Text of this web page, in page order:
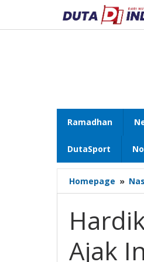
konten
Ramadhan
DutaSport
Homepage »
Ajak